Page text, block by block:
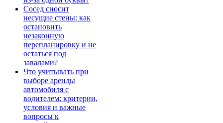
Сосед сносит
несущие стены: как
остановить
незаконную
перепланировку и не
остаться под
завалами?
Что учитывать при
выборе аренды
автомобиля с
водителем: критерии,
условия и важные
вопросы к